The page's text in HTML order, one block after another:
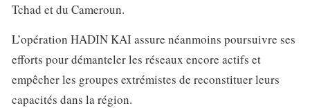
Tchad et du Cameroun.
L’opération HADIN KAI assure néanmoins poursuivre ses
efforts pour démanteler les réseaux encore actifs et
empêcher les groupes extrémistes de reconstituer leurs
capacités dans la région.